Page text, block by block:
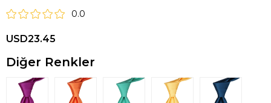
0.0
USD23.45
Diğer Renkler